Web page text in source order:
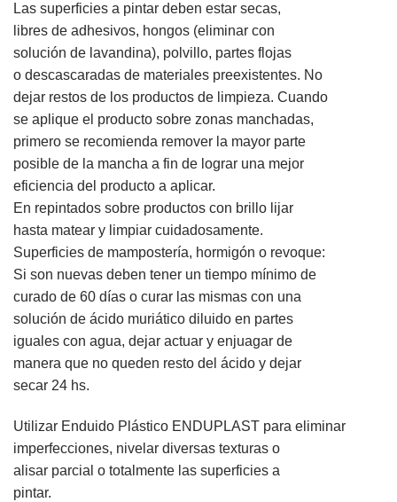
Las superficies a pintar deben estar secas,
libres de adhesivos, hongos (eliminar con
solución de lavandina), polvillo, partes flojas
o descascaradas de materiales preexistentes. No
dejar restos de los productos de limpieza. Cuando
se aplique el producto sobre zonas manchadas,
primero se recomienda remover la mayor parte
posible de la mancha a fin de lograr una mejor
eficiencia del producto a aplicar.
En repintados sobre productos con brillo lijar
hasta matear y limpiar cuidadosamente.
Superficies de mampostería, hormigón o revoque:
Si son nuevas deben tener un tiempo mínimo de
curado de 60 días o curar las mismas con una
solución de ácido muriático diluido en partes
iguales con agua, dejar actuar y enjuagar de
manera que no queden resto del ácido y dejar
secar 24 hs.
Utilizar Enduido Plástico ENDUPLAST para eliminar
imperfecciones, nivelar diversas texturas o
alisar parcial o totalmente las superficies a
pintar.